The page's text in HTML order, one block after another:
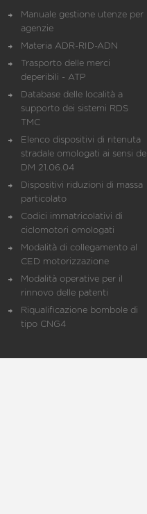
Manuale gestione utenze per
agenzie
Materia ADR-RID-ADN
Trasporto delle merci
deperibili - ATP
Database delle località a
supporto dei sistemi RDS
TMC
Elenco dispositivi di ritenuta
stradale omologati ai sensi del
DM 21.06.04
Dispositivi riduzioni di massa
particolato
Codici immatricolativi di
ciclomotori omologati
Modalità di collegamento al
CED motorizzazione
Modalità operative per il
rinnovo delle patenti
Riqualificazione bombole di
tipo CNG4